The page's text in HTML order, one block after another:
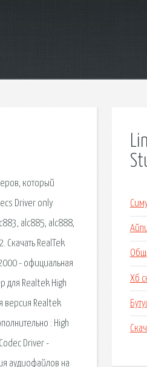
который
Driver only
alc885, alc888,
RealTek
- официальная
для Realtek High
версия Realtek
: High
Driver -
аудиофайлов на
Хб